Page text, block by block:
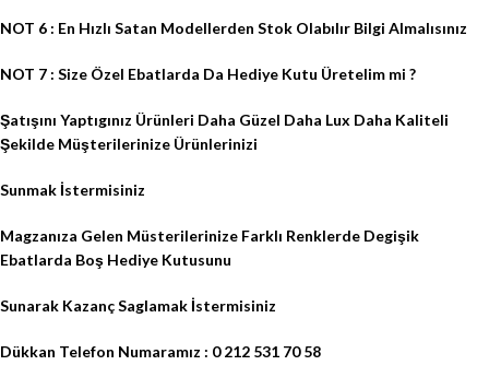
NOT 6 : En Hızlı Satan Modellerden Stok Olabılır Bilgi Almalısınız
NOT 7 : Size Özel Ebatlarda Da Hediye Kutu Üretelim mi ?
Şatışını Yaptıgınız Ürünleri Daha Güzel Daha Lux Daha Kaliteli
Şekilde Müşterilerinize Ürünlerinizi
Sunmak İstermisiniz
Magzanıza Gelen Müsterilerinize Farklı Renklerde Degişik
Ebatlarda Boş Hediye Kutusunu
Sunarak Kazanç Saglamak İstermisiniz
Dükkan Telefon Numaramız : 0 212 531 70 58